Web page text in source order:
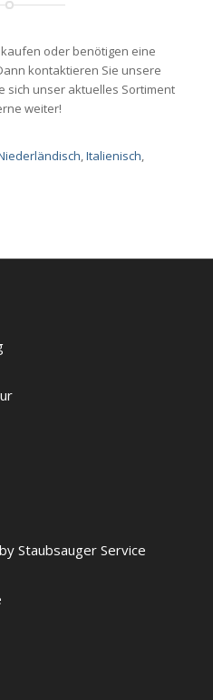
oder benötigen eine
kontaktieren Sie unsere
sich unser aktuelles Sortiment
weiter!
Italienisch
Staubsauger Service